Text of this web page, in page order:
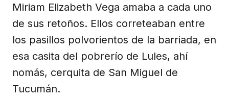
Miriam Elizabeth Vega amaba a cada uno
de sus retoños. Ellos correteaban entre
los pasillos polvorientos de la barriada, en
esa casita del pobrerío de Lules, ahí
nomás, cerquita de San Miguel de
Tucumán.